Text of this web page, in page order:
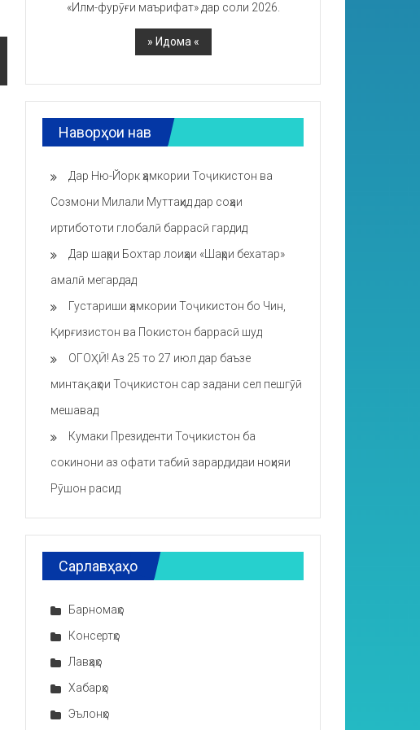
«Илм-фурӯғи маърифат» дар соли 2026.
Наворҳои нав
Дар Ню-Йорк ҳамкории Тоҷикистон ва
Созмони Милали Муттаҳид дар соҳаи
иртибототи глобалӣ баррасӣ гардид
Дар шаҳри Бохтар лоиҳаи «Шаҳри бехатар»
амалӣ мегардад
Густариши ҳамкории Тоҷикистон бо Чин,
Қирғизистон ва Покистон баррасӣ шуд
ОГОҲӢ! Аз 25 то 27 июл дар баъзе
минтақаҳои Тоҷикистон сар задани сел пешгӯӣ
мешавад
Кумаки Президенти Тоҷикистон ба
сокинони аз офати табиӣ зарардидаи ноҳияи
Рӯшон расид
Сарлавҳаҳо
Барномаҳо
Консертҳо
Лавҳаҳо
Хабарҳо
Эълонҳо